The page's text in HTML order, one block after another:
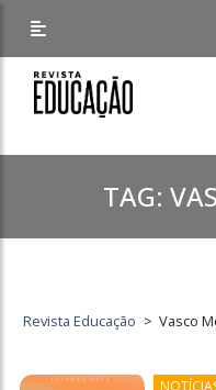
TAG:
Revista Educação > Vasco